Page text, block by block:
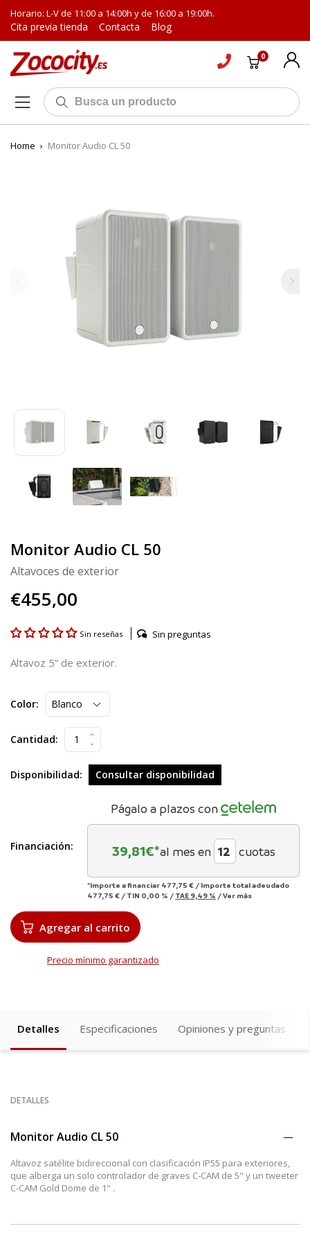
Horario: L-V de 11:00 a 14:00h y de 16:00 a 19:00h.
Cita previa tienda Contacta Blog
0
Home › Monitor Audio CL 50
Monitor Audio CL 50
Altavoces de exterior
€455,00
Sin reseñas Sin preguntas
Altavoz 5” de exterior.
Color:
Cantidad:
Disponibilidad: Consultar disponibilidad
Financiación:
Págalo a plazos con
39,81€*al mes en cuotas
*Importe a financiar 477,75 € / Importe total adeudado
477,75 € / TIN 0,00 % / TAE 9,49 % /Ver más
Agregar al carrito
Precio mínimo garantizado
Detalles Especificaciones Opiniones y preguntas
DETALLES
Monitor Audio CL 50
Altavoz satélite bidireccional con clasificación IP55 para exteriores,
que alberga un solo controlador de graves C-CAM de 5" y un tweeter
C-CAM Gold Dome de 1" .